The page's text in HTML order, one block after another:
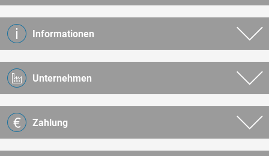
Informationen
Unternehmen
Zahlung